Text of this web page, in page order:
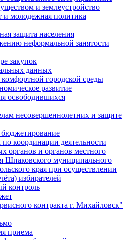
и землеустройство
и молодежная политика
защита населения
неформальной занятости
закупок
данных
городской среды
развитие
освободившихся
несовершеннолетних и защите
по координации деятельности
органов и органов местного
Шпаковского муниципального
края при осуществлении
избирателей
контроль
контракта г. Михайловск"
приема